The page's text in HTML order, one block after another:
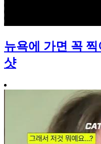
뉴욕에 가면 꼭
샷